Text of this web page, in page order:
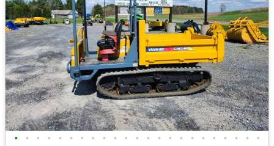
• • • • • • • • • • • • • • • • • • • • • • •